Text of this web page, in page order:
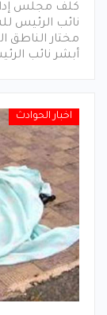
كلف مجلس
نائب الرئيس
مختار الناطق
أبشر نائب
اخبار الحوادث